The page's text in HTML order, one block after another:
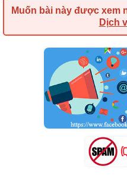
Muốn bài này được xem
Dịch